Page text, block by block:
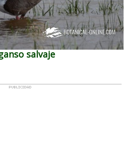
salvaje